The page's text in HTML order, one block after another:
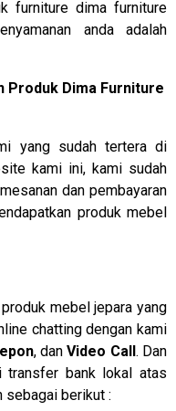
furniture dima furniture
anda adalah
Produk Dima Furniture
yang sudah tertera di
kami ini, kami sudah
dan pembayaran
produk mebel
mebel jepara yang
chatting dengan kami
, danVideo Call. Dan
transfer bank lokal atas
sebagai berikut :